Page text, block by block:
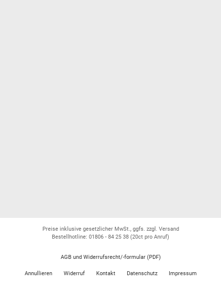
Preise inklusive gesetzlicher MwSt., ggfs. zzgl. Versand
Bestellhotline: 01806 - 84 25 38 (20ct pro Anruf)
AGB und Widerrufsrecht/-formular (PDF)
Annullieren Widerruf Kontakt Datenschutz Impressum